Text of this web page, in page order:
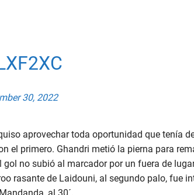
30, 2022
aprovechar toda oportunidad que tenía
el primero. Ghandri metió la pierna para
no subió al marcador por un fuera de
rasante de Laidouni, al segundo palo, fue